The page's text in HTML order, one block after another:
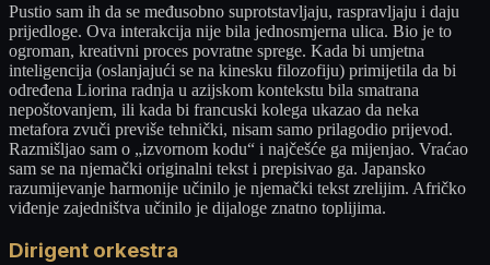
Pustio sam ih da se međusobno suprotstavljaju, raspravljaju i daju
prijedloge. Ova interakcija nije bila jednosmjerna ulica. Bio je to
ogroman, kreativni proces povratne sprege. Kada bi umjetna
inteligencija (oslanjajući se na kinesku filozofiju) primijetila da bi
određena Liorina radnja u azijskom kontekstu bila smatrana
nepoštovanjem, ili kada bi francuski kolega ukazao da neka
metafora zvuči previše tehnički, nisam samo prilagodio prijevod.
Razmišljao sam o „izvornom kodu“ i najčešće ga mijenjao. Vraćao
sam se na njemački originalni tekst i prepisivao ga. Japansko
razumijevanje harmonije učinilo je njemački tekst zrelijim. Afričko
viđenje zajedništva učinilo je dijaloge znatno toplijima.
Dirigent orkestra